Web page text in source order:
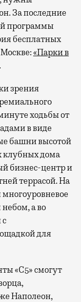
За последние
программы
бесплатных
«Парки в
.
зрения
ходьбы от
в виде
башни высотой
клубных дома
бизнес-центр и
террасой. На
а во
для
«С5» смогут
Наполеон,